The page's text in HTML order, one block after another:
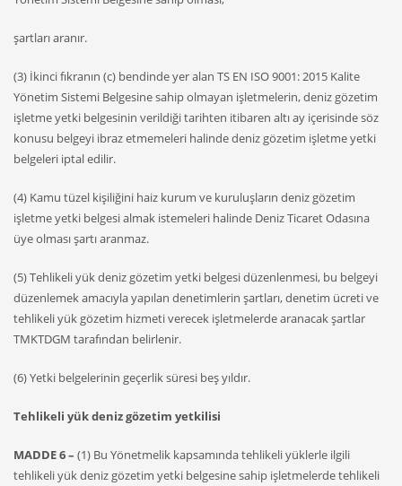
şartları aranır.
(3) İkinci fıkranın (c) bendinde yer alan TS EN ISO 9001: 2015 Kalite
Yönetim Sistemi Belgesine sahip olmayan işletmelerin, deniz gözetim
işletme yetki belgesinin verildiği tarihten itibaren altı ay içerisinde söz
konusu belgeyi ibraz etmemeleri halinde deniz gözetim işletme yetki
belgeleri iptal edilir.
(4) Kamu tüzel kişiliğini haiz kurum ve kuruluşların deniz gözetim
işletme yetki belgesi almak istemeleri halinde Deniz Ticaret Odasına
üye olması şartı aranmaz.
(5) Tehlikeli yük deniz gözetim yetki belgesi düzenlenmesi, bu belgeyi
düzenlemek amacıyla yapılan denetimlerin şartları, denetim ücreti ve
tehlikeli yük gözetim hizmeti verecek işletmelerde aranacak şartlar
TMKTDGM tarafından belirlenir.
(6) Yetki belgelerinin geçerlik süresi beş yıldır.
Tehlikeli yük deniz gözetim yetkilisi
MADDE 6 – (1) Bu Yönetmelik kapsamında tehlikeli yüklerle ilgili
tehlikeli yük deniz gözetim yetki belgesine sahip işletmelerde tehlikeli